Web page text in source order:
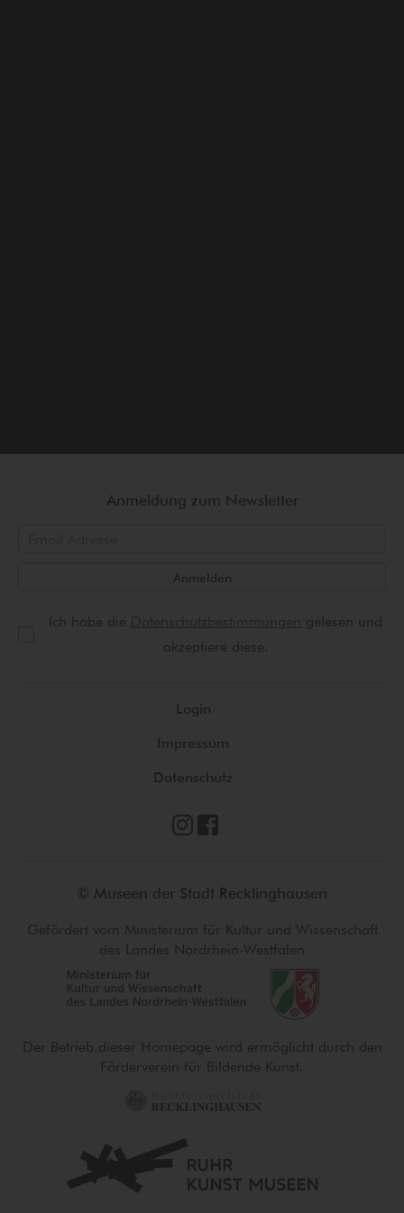
Anmeldung zum Newsletter
Anmelden
Ich habe die
gelesen und
akzeptiere diese.
Login
Impressum
Datenschutz
© Museen der Stadt Recklinghausen
Gefördert vom Ministerium für Kultur und Wissenschaft
des Landes Nordrhein-Westfalen
Der Betrieb dieser Homepage wird ermöglicht durch den
Förderverein für Bildende Kunst.